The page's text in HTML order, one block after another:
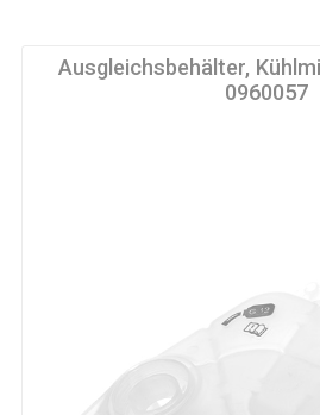
Ausgleichsbehälter,
0960057